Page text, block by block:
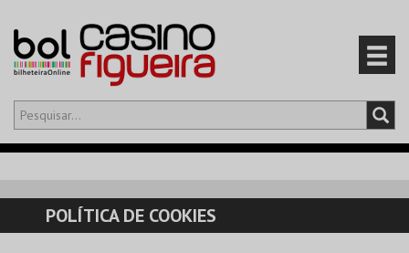
Olá,iniciar sessão
CARRINHO
EVENTOS
POLÍTICA DE COOKIES